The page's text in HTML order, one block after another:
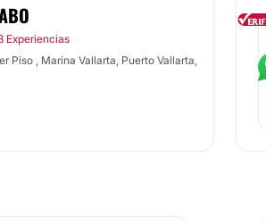
Experiencias
Piso , Marina Vallarta, Puerto Vallarta,